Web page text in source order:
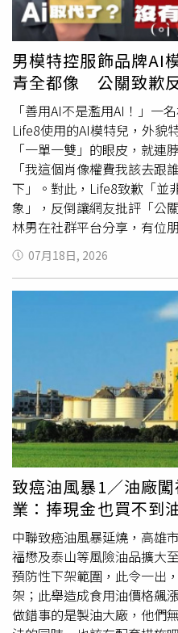
Lopes）當時形容，中國在
性，是政府透過虧損價格大
沒有自由貿易協定，我們已
簽署協議，你可以想像將發
商協會（Anfavea）也認為，
化轉型，此時並非進一步開
涵蓋整個南方共同市場的談
障礙。作為共同市場正式成
持外交關係，而非與北京建
易攻勢，上述各國的政策盤
總統奧爾西（Yamandu Orsi
成為美國特種部隊進入委內
Maduro）後，首位訪問北
圭當時共同簽署聯合聲明，
及環境等領域的合作文件。
巴西如今已轉而支持這項倡
要的彈性」，意味著巴西談
部門設置保護措施。除了經
當前充滿挑戰的國際局勢
糧食及能源安全造成衝擊」
峽（Strait of Hormuz）及
由航行的限制，正對全球經
（Gaza）持續惡化的人道危
再次談及烏克蘭危機「和平
of Peace）倡議。這項倡議
合國（UN）共同發起，目的
South）國家支持透過政治
該倡議未來可望在重啟終結
位領導人同時批評聯合國安
Security Council）未能充分
下一任秘書長將面臨格外艱
除妖魔鬼怪、鎮壓煞氣，為
時，常見虎爺先進廟清除穢
神、配祀神明，進廟散播福
護神，虎爺能保佑小孩平安
達，老一輩的人只要小孩生
鬧)，帶到有供奉虎爺的廟
大，在徵求虎爺的同意後，
就不敢靠近小孩，能保佑小
腺炎，過去民間相信『虎咬
豬頭皮』(患腮腺炎)的時候，
走，讓小孩子痊癒。 傳說中
在財神爺趙公明的身邊而擁
爺，乎你金好野」，因「虎
人們視為可以「增進財運」
其有咬錢納財之福，因此虎
禁忌：台灣廟宇參拜規矩來
再來是主神、配祀神明、神
順序的倒數第二位或第一，
後一定要拜虎爺，才是求財
神明，非常不敬。虎爺的
的情況下容易腐敗，反而會
以一定要記得將供品帶回家
魚、豆干、生香腸、生肉、
是每間廟宇、每尊虎爺都能
宮，就有神明指示不拜葷食
及可樂，因此拜虎爺之前，
乾脆準備虎爺喜歡的點心類
男模特控服飾品牌AI
青全都像 公關致歉
「善用AI不是濫用AI！」一
Life8使用的AI模特兒，外貌
「一單一雙」的眼皮，就連
「我這個肖像權費我該去跟
下」。對此，Life8致歉「並
象」，反倒讓網友批評「公關
林男在社群平台分享，有位
看，表示「這個模特好像你
只是長得很像，沒想到仔細
是他動手術前「一單一雙」
及工作常用姿勢、頭部角
他的照片拿去餵AI。（圖／
林男無奈道，他一直擔心自
果「我居然是被我自己的照
用他的照片去AI是在濫用他
用於商業用途，「我這個肖
錢嗎？」林男提到，如果有
照片上的模特兒就是他，還
因此不再找他合作，因此他
部下架，「拜託彼此尊重一
這份工作，我也不想要免費
速吸引超過3.1萬人按讚，並
Life8官方便在底下留言回應
到與自身相似而造成困擾，
指令生成，並非以任何特定
任何特定人士的照片或資料
我們已先行停止使用，並重
07月18日, 2026
致癌油風暴1／油廠
業：捧現金也買不到
中聯致癌油風暴延燒，高雄
福懋及泰山等風險油品擴大
預防性下架範圍，此令一出
架；此舉造成食用油價格飆
做錯事的是製油大廠，他們